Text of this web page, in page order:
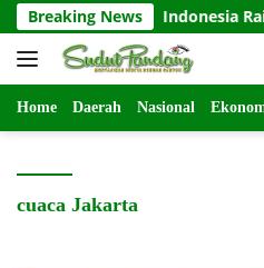
Langsung
ke
konten
Breaking NewsIndonesia Raih
Home Daerah Nasional
cuaca Jakarta